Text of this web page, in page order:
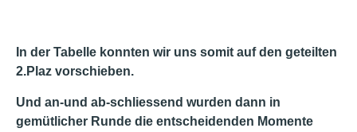
In der Tabelle konnten wir uns somit auf den geteilten
2.Plaz vorschieben.
Und an-und ab-schliessend wurden dann in
gemütlicher Runde die entscheidenden Momente